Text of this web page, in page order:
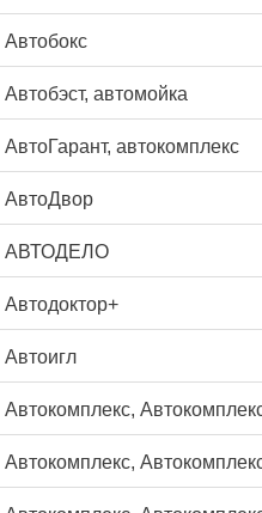
Автобокс
Автобэст, автомойка
АвтоГарант, автокомплекс
АвтоДвор
АВТОДЕЛО
Автодоктор+
Автоигл
Автокомплекс,
Автокомплекс,